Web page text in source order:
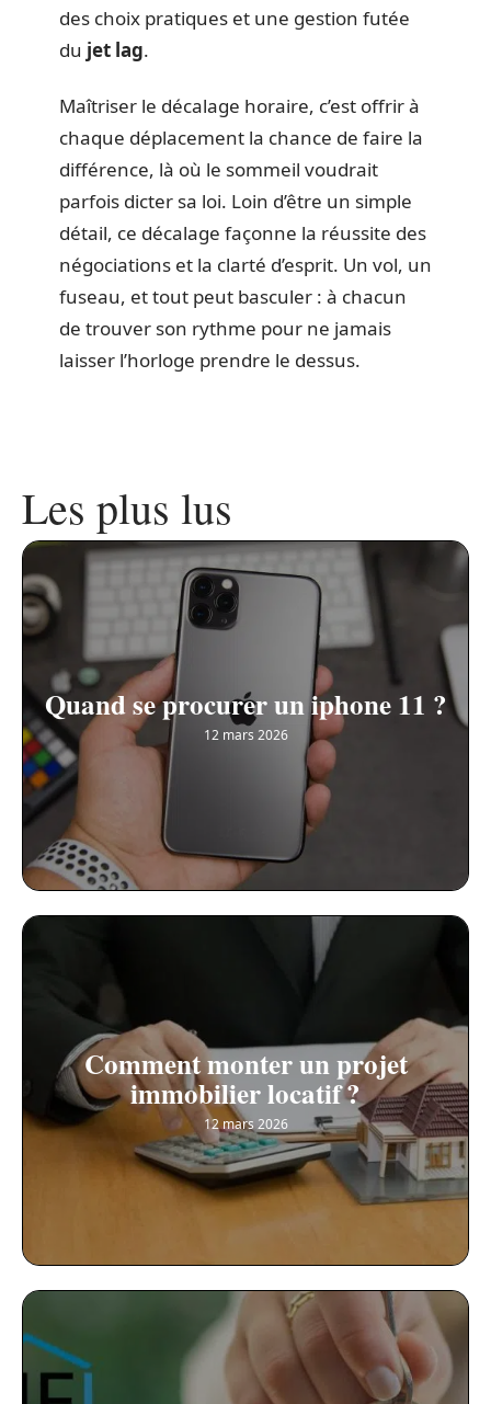
des choix pratiques et une gestion futée
du jet lag.
Maîtriser le décalage horaire, c’est offrir à
chaque déplacement la chance de faire la
différence, là où le sommeil voudrait
parfois dicter sa loi. Loin d’être un simple
détail, ce décalage façonne la réussite des
négociations et la clarté d’esprit. Un vol, un
fuseau, et tout peut basculer : à chacun
de trouver son rythme pour ne jamais
laisser l’horloge prendre le dessus.
Les plus lus
Quand se procurer un iphone 11 ?
12 mars 2026
Comment monter un projet
immobilier locatif ?
12 mars 2026